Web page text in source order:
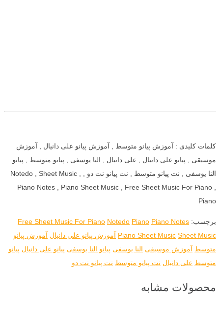
کلمات کلیدی : آموزش پیانو متوسط , آموزش پیانو علی دانیال , آموزش
موسیقی , پیانو علی دانیال , علی دانیال , النا یوسفی , پیانو متوسط , پیانو
النا یوسفی , نت پیانو متوسط , نت پیانو نت دو , Notedo , Sheet Music ,
Piano Notes , Piano Sheet Music , Free Sheet Music For Piano ,
Piano
برچسب: Free Sheet Music For Piano Notedo Piano Piano Notes
Piano Sheet Music Sheet Music آموزش پیانو علی دانیال آموزش پیانو
متوسط آموزش موسیقی النا یوسفی پیانو النا یوسفی پیانو علی دانیال پیانو
متوسط علی دانیال نت پیانو متوسط نت پیانو نت دو
محصولات مشابه